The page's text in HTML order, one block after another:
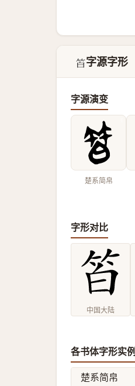
𥬝 字源字形
字源演变
楚系简帛
字形对比
中国大陆
各书体字形实例
楚系简帛